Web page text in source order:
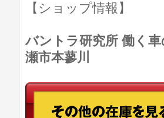
【ショップ情報】
バントラ研究所 働く
瀬市本蓼川